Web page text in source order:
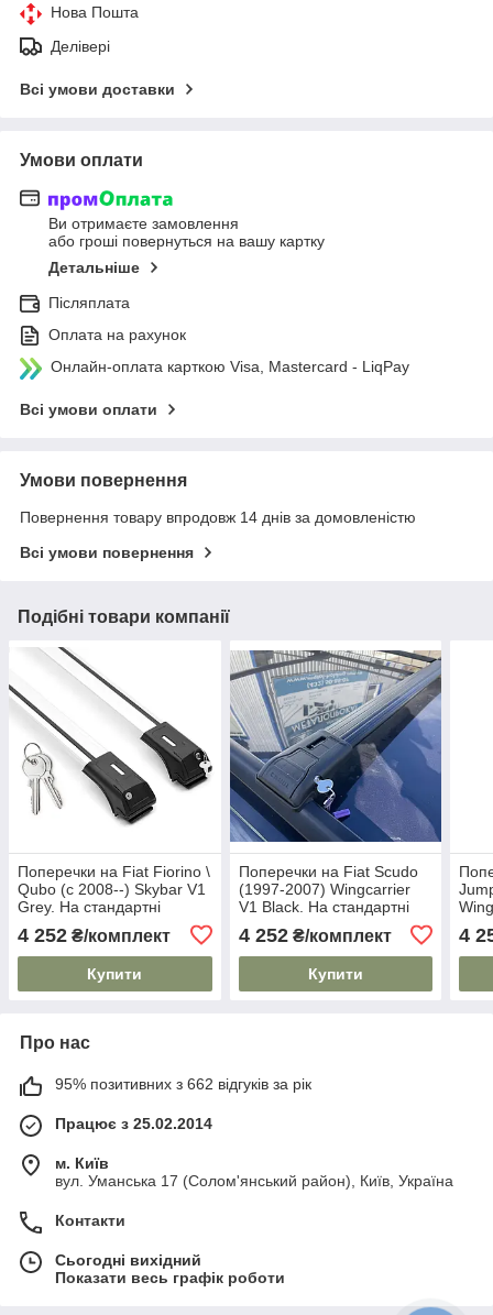
Нова Пошта
Делівері
Всі умови доставки
Умови оплати
Ви отримаєте замовлення
або гроші повернуться на вашу картку
Детальніше
Післяплата
Оплата на рахунок
Онлайн-оплата карткою Visa, Mastercard - LiqPay
Всі умови оплати
Умови повернення
Повернення товару впродовж 14 днів за домовленістю
Всі умови повернення
Подібні товари компанії
Поперечки на Fiat Fiorino \
Qubo (c 2008--) Skybar V1
Grey. На стандартні
ключах. Сірі
4 252 ₴/комплект
Купити
Поперечки на Fiat Scudo
(1997-2007) Wingcarrier
V1 Black. На стандартні
ключах. Чорні
4 252₴/комплект
Купити
4
Про нас
95% позитивних з 662 відгуків за рік
Працює з 25.02.2014
м. Київ
вул. Уманська 17 (Солом'янський район), Київ, Україна
Контакти
Сьогодні вихідний
Показати весь графік роботи